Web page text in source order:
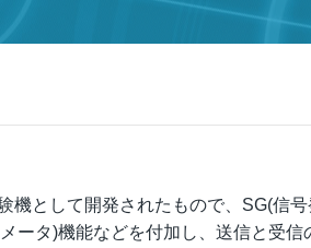
機として開発されたもので、SG(信
ータ)機能などを付加し、送信と受